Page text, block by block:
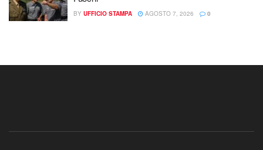
BY UFFICIO STAMPA AGOSTO 7, 2026 0